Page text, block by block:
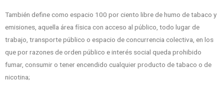
También define como espacio 100 por ciento libre de humo de tabaco y
emisiones, aquella área física con acceso al público, todo lugar de
trabajo, transporte público o espacio de concurrencia colectiva, en los
que por razones de orden público e interés social queda prohibido
fumar, consumir o tener encendido cualquier producto de tabaco o de
nicotina;